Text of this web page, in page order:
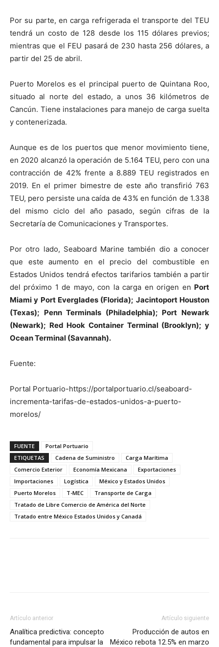
Por su parte, en carga refrigerada el transporte del TEU
tendrá un costo de 128 desde los 115 dólares previos;
mientras que el FEU pasará de 230 hasta 256 dólares, a
partir del 25 de abril.
Puerto Morelos es el principal puerto de Quintana Roo,
situado al norte del estado, a unos 36 kilómetros de
Cancún. Tiene instalaciones para manejo de carga suelta
y contenerizada.
Aunque es de los puertos que menor movimiento tiene,
en 2020 alcanzó la operación de 5.164 TEU, pero con una
contracción de 42% frente a 8.889 TEU registrados en
2019. En el primer bimestre de este año transfirió 763
TEU, pero persiste una caída de 43% en función de 1.338
del mismo ciclo del año pasado, según cifras de la
Secretaría de Comunicaciones y Transportes.
Por otro lado, Seaboard Marine también dio a conocer
que este aumento en el precio del combustible en
Estados Unidos tendrá efectos tarifarios también a partir
del próximo 1 de mayo, con la carga en origen en Port
Miami y Port Everglades (Florida); Jacintoport Houston
(Texas); Penn Terminals (Philadelphia); Port Newark
(Newark); Red Hook Container Terminal (Brooklyn); y
Ocean Terminal (Savannah).
Fuente:
Portal Portuario-https://portalportuario.cl/seaboard-
incrementa-tarifas-de-estados-unidos-a-puerto-
morelos/
FUENTE
Portal Portuario
ETIQUETAS
Cadena de Suministro
Carga Marítima
Comercio Exterior
Economía Mexicana
Exportaciones
Importaciones
Logística
México y Estados Unidos
Puerto Morelos
T-MEC
Transporte de Carga
Tratado de Libre Comercio de América del Norte
Tratado entre México Estados Unidos y Canadá
Artículo anterior
Analítica predictiva: concepto
fundamental para impulsar la
Artículo siguiente
Producción de autos en
México rebota 12.5% en marzo